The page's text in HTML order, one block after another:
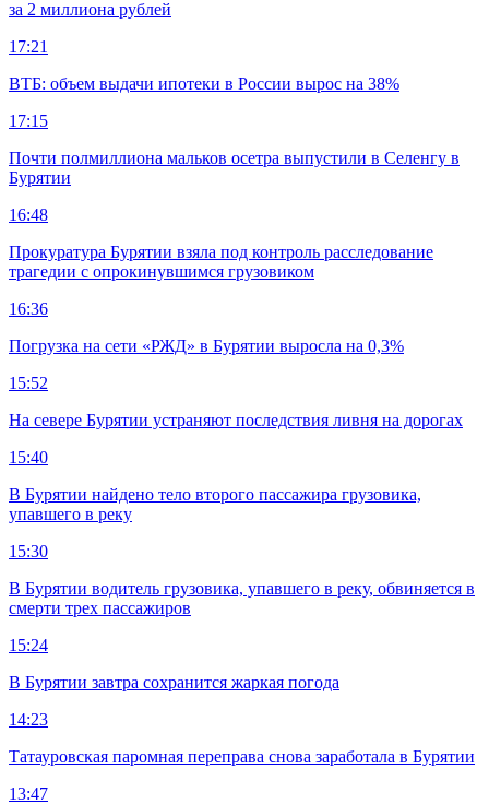
за 2 миллиона рублей
17:21
ВТБ: объем выдачи ипотеки в России вырос на 38%
17:15
Почти полмиллиона мальков осетра выпустили в Селенгу в
Бурятии
16:48
Прокуратура Бурятии взяла под контроль расследование
трагедии с опрокинувшимся грузовиком
16:36
Погрузка на сети «РЖД» в Бурятии выросла на 0,3%
15:52
На севере Бурятии устраняют последствия ливня на дорогах
15:40
В Бурятии найдено тело второго пассажира грузовика,
упавшего в реку
15:30
В Бурятии водитель грузовика, упавшего в реку, обвиняется в
смерти трех пассажиров
15:24
В Бурятии завтра сохранится жаркая погода
14:23
Татауровская паромная переправа снова заработала в Бурятии
13:47